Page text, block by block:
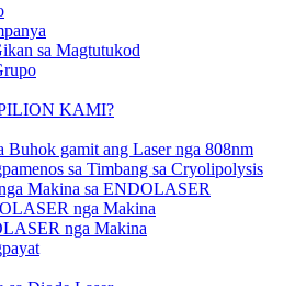
sa Magtutukod
KAMI?
Buhok gamit ang Laser nga 808nm
sa Timbang sa Cryolipolysis
Makina sa ENDOLASER
nga Makina
nga Makina